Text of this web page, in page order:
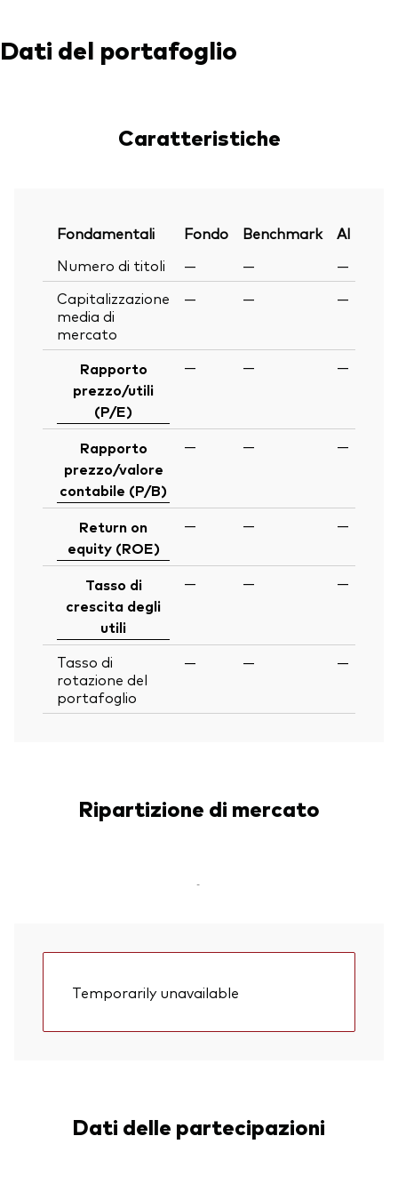
Dati del portafoglio
Caratteristiche
Fondamentali Fondo Benchmark
Al
Numero di titoli
— —
—
Capitalizzazione
media di
mercato
— — —
Rapporto
prezzo/utili
(P/E)
— — —
Rapporto
prezzo/valore
contabile (P/B)
— — —
Return on
equity (ROE)
— — —
Tasso di
crescita degli
utili
— — —
Tasso di
rotazione del
portafoglio
— — —
Ripartizione di mercato
-
Temporarily unavailable
Dati delle partecipazioni